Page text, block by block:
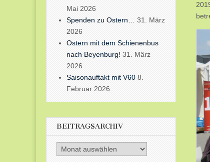
Mai 2026
Spenden zu Ostern…
31. März
2026
Ostern mit dem Schienenbus
nach Beyenburg! 31. März
2026
Saisonauftakt mit V60 8.
Februar 2026
BEITRAGSARCHIV
Beitragsarchiv